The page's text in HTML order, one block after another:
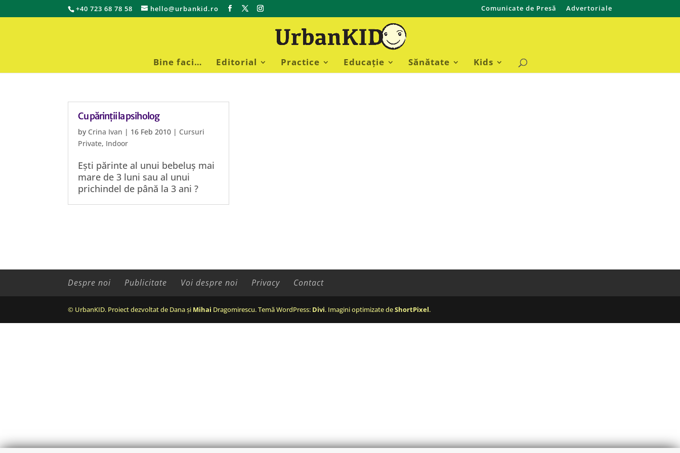
+40 723 68 78 58 hello@urbankid.ro Comunicate de Presă Advertoriale
Bine faci… Editorial Practice Educație Sănătate Kids
Cu părinții la psiholog
by Crina Ivan | 16 Feb 2010 | Cursuri
Private, Indoor
Ești părinte al unui bebeluș mai
mare de 3 luni sau al unui
prichindel de până la 3 ani ?
Despre noi Publicitate Voi despre noi Privacy Contact
© UrbanKID. Proiect dezvoltat de Dana și Mihai Dragomirescu. Temă WordPress: Divi. Imagini optimizate deShortPixel.